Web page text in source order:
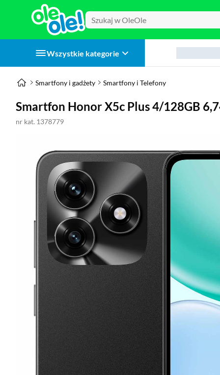
Wszystkie kategorie
Smartfony i gadżety Smartfony i Telefony
Smartfon Honor X5c Plus 4/128GB
nr kat. 1378779